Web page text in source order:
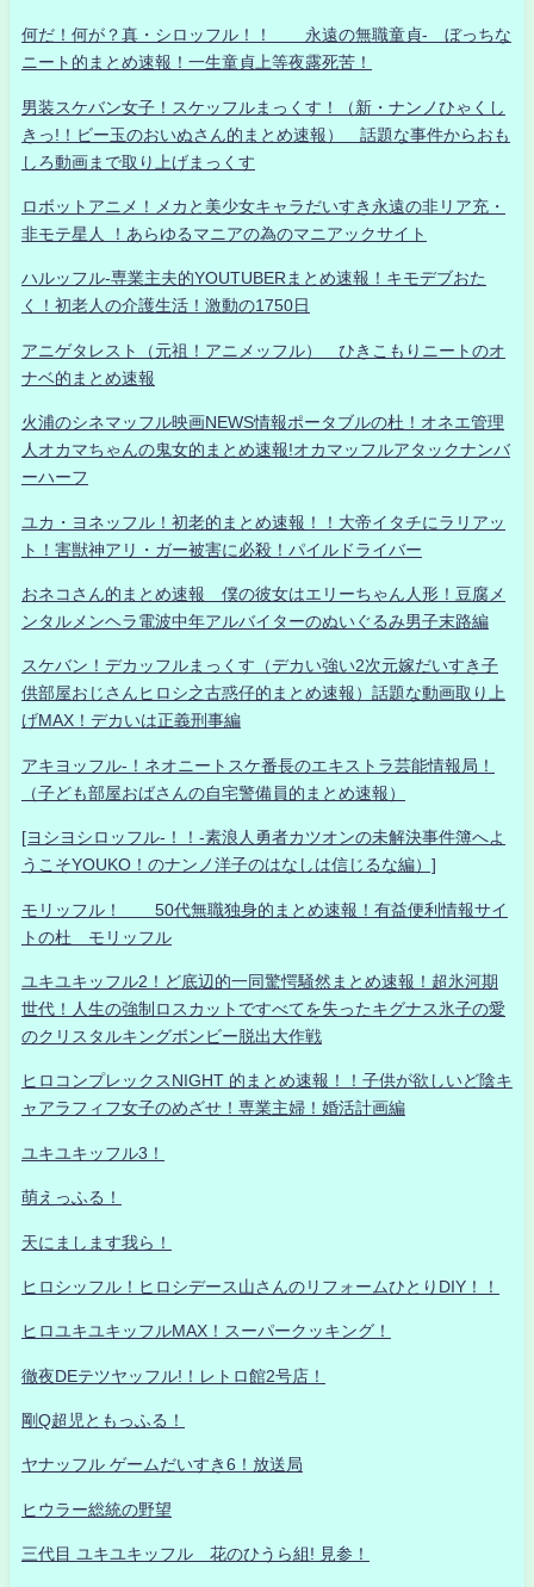
何だ！何が？真・シロッフル！！ 永遠の無職童貞- ぼっちな
ニート的まとめ速報！一生童貞上等夜露死苦！
男装スケバン女子！スケッフルまっくす！（新・ナンノひゃくし
きっ!！ビー玉のおいぬさん的まとめ速報） 話題な事件からおも
しろ動画まで取り上げまっくす
ロボットアニメ！メカと美少女キャラだいすき永遠の非リア充・
非モテ星人 ！あらゆるマニアの為のマニアックサイト
ハルッフル-専業主夫的YOUTUBERまとめ速報！キモデブおた
く！初老人の介護生活！激動の1750日
アニゲタレスト（元祖！アニメッフル） ひきこもりニートのオ
ナベ的まとめ速報
火浦のシネマッフル映画NEWS情報ポータブルの杜！オネエ管理
人オカマちゃんの鬼女的まとめ速報!オカマッフルアタックナンバ
ーハーフ
ユカ・ヨネッフル！初老的まとめ速報！！大帝イタチにラリアッ
ト！害獣神アリ・ガー被害に必殺！パイルドライバー
おネコさん的まとめ速報 僕の彼女はエリーちゃん人形！豆腐メ
ンタルメンヘラ電波中年アルバイターのぬいぐるみ男子末路編
スケバン！デカッフルまっくす（デカい強い2次元嫁だいすき子
供部屋おじさんヒロシ之古惑仔的まとめ速報）話題な動画取り上
げMAX！デカいは正義刑事編
アキヨッフル-！ネオニートスケ番長のエキストラ芸能情報局！
（子ども部屋おばさんの自宅警備員的まとめ速報）
[ヨシヨシロッフル-！！-素浪人勇者カツオンの未解決事件簿へよ
うこそYOUKO！のナンノ洋子のはなしは信じるな編）]
モリッフル！ 50代無職独身的まとめ速報！有益便利情報サイ
トの杜 モリッフル
ユキユキッフル2！ど底辺的一同驚愕騒然まとめ速報！超氷河期
世代！人生の強制ロスカットですべてを失ったキグナス氷子の愛
のクリスタルキングボンビー脱出大作戦
ヒロコンプレックスNIGHT 的まとめ速報！！子供が欲しいど陰キ
ャアラフィフ女子のめざせ！専業主婦！婚活計画編
ユキユキッフル3！
萌えっふる！
天にまします我ら！
ヒロシッフル！ヒロシデース山さんのリフォームひとりDIY！！
ヒロユキユキッフルMAX！スーパークッキング！
徹夜DEテツヤッフル!！レトロ館2号店！
剛Q超児ともっふる！
ヤナッフル ゲームだいすき6！放送局
ヒウラー総統の野望
三代目 ユキユキッフル 花のひうら組! 見参！